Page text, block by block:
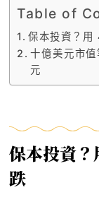
Table of
保本投資？用
十億美元市
元
保本投資
跌